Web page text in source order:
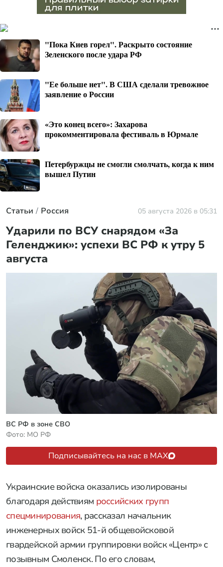
"Пока Киев горел". Раскрыто состояние
Зеленского после удара РФ
"Ее больше нет". В США сделали тревожное
заявление о России
«Это конец всего»: Захарова
прокомментировала фестиваль в Юрмале
Петербуржцы не смогли смолчать, когда к ним
вышел Путин
Статьи Россия 05 августа 2026 в 05:31
Ударили по ВСУ снарядом «За
Геленджик»: успехи ВС РФ к утру 5
августа
ВС РФ в зоне СВО
Фото: МО РФ
Подписывайтесь на нас в MAX
Украинские войска оказались изолированы
благодаря действиям российских групп
спецминирования, рассказал начальник
инженерных войск 51-й общевойсковой
гвардейской армии группировки войск «Центр» с
позывным Смоленск. По его словам,